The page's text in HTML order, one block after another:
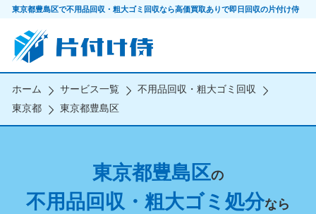
東京都豊島区で不用品回収・粗大ゴミ回収なら高価買取ありで即日回収の片付け侍
ホーム サービス一覧
不用品回収・粗大ゴミ回収
東京都
東京都豊島区
東京都豊島区の
不用品回収・粗大ゴミ処分なら